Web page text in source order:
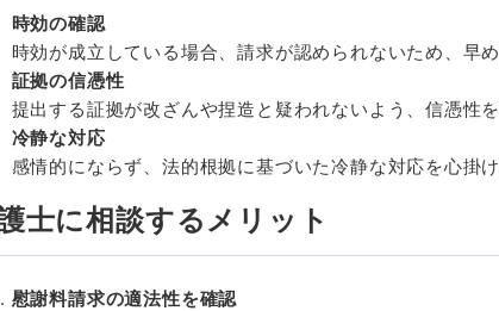
時効の確認
時効が成立している場合、請求が認められないため、早
証拠の信憑性
提出する証拠が改ざんや捏造と疑われないよう、信憑性を
冷静な対応
感情的にならず、法的根拠に基づいた冷静な対応を心掛け
士に相談するメリット
慰謝料請求の適法性を確認